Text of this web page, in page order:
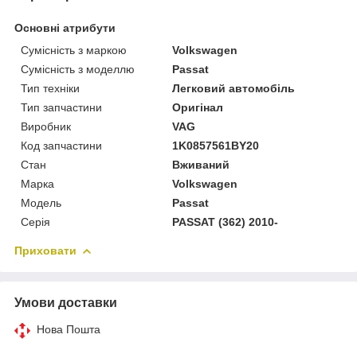
Основні атрибути
Сумісність з маркою
Volkswagen
Сумісність з моделлю
Passat
Тип техніки
Легковий автомобіль
Тип запчастини
Оригінал
Виробник
VAG
Код запчастини
1K0857561BY20
Стан
Вживаний
Марка
Volkswagen
Модель
Passat
Серія
PASSAT (362) 2010-
Приховати
Умови доставки
Нова Пошта